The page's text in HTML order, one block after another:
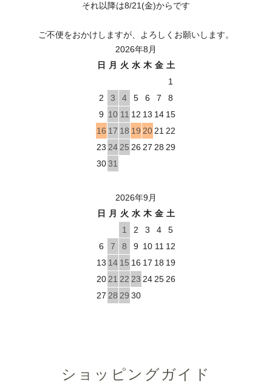
それ以降は8/21(金)からです
ご不便をおかけしますが、よろしくお願いします。
2026年8月
日
月 火 水 木 金 土
1
2
3 4 5 6 7
8
9 10 11 12 13 14 15
16 17 18 19 20 21 22
23 24 25 26 27 28 29
3031
2026年9月
日
月 火 水 木 金 土
1
2 3 4
5
6
7 8 9 10 11 12
13 14 15 16 17 18 19
20 21 22 23 24 25 26
27 28 29 30
ショッピングガイド